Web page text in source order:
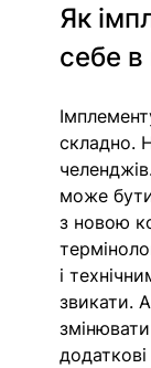
Як
себе в
складно.
може
з новою
і
звикати.